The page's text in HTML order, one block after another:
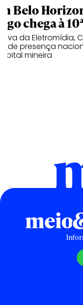
Belo
chega à
da Eletromídia,
presença
mineira